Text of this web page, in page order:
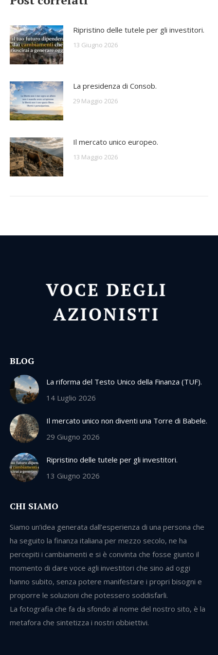
Ripristino delle tutele per gli investitori.
13 Giugno 2026
La presidenza di Consob.
29 Maggio 2026
Il mercato unico europeo.
13 Maggio 2026
BLOG
La riforma del Testo Unico della Finanza (TUF).
14 Luglio 2026
Il mercato unico non diventi una Torre di Babele.
29 Giugno 2026
Ripristino delle tutele per gli investitori.
13 Giugno 2026
CHI SIAMO
Siamo un’idea generata dall’esperienza di una persona che
ha seguito la finanza italiana per mezzo secolo, ne ha
percepiti i cambiamenti e si è convinta che fosse giunto il
momento di dare voce agli investitori che sino ad oggi
hanno subito, senza potere manifestare i propri bisogni e
proporre le soluzioni che potessero soddisfarli.
La fotografia che fa da sfondo al nome del nostro sito, è la
metafora che sintetizza i nostri obbiettivi.